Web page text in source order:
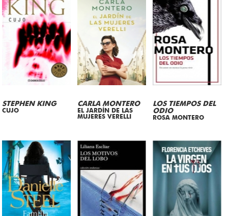
STEPHEN KING
CUJO
CARLA MONTERO
EL JARDÍN DE LAS
MUJERES VERELLI
LOS TIEMPOS DEL
ODIO
ROSA MONTERO